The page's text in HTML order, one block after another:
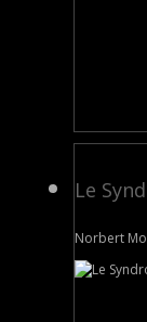
Le
Norbert